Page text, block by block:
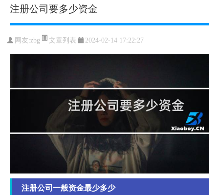
注册公司要多少资金
网友:zbg 文章列表 2024-02-14 17:22:27
注册公司一般资金最少多少